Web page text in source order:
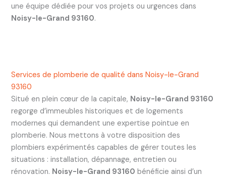
une équipe dédiée pour vos projets ou urgences dans
Noisy-le-Grand 93160.
Services de plomberie de qualité dans Noisy-le-Grand
93160
Situé en plein cœur de la capitale, Noisy-le-Grand 93160
regorge d’immeubles historiques et de logements
modernes qui demandent une expertise pointue en
plomberie. Nous mettons à votre disposition des
plombiers expérimentés capables de gérer toutes les
situations : installation, dépannage, entretien ou
rénovation. Noisy-le-Grand 93160 bénéficie ainsi d’un